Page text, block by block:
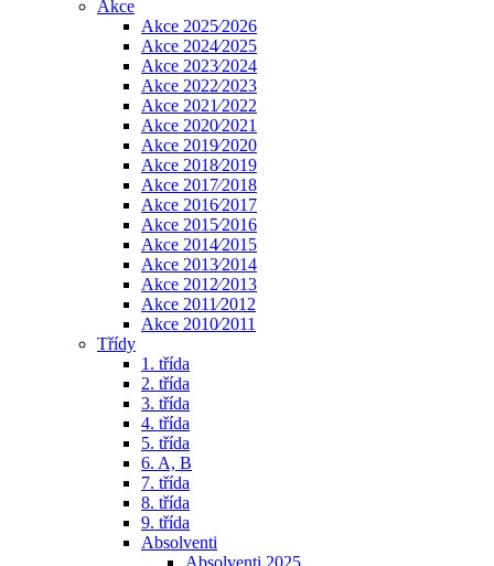
Akce
Akce 2025⁄2026
Akce 2024⁄2025
Akce 2023⁄2024
Akce 2022⁄2023
Akce 2021⁄2022
Akce 2020⁄2021
Akce 2019⁄2020
Akce 2018⁄2019
Akce 2017⁄2018
Akce 2016⁄2017
Akce 2015⁄2016
Akce 2014⁄2015
Akce 2013⁄2014
Akce 2012⁄2013
Akce 2011⁄2012
Akce 2010⁄2011
Třídy
1. třída
2. třída
3. třída
4. třída
5. třída
6. A, B
7. třída
8. třída
9. třída
Absolventi
Absolventi 2025